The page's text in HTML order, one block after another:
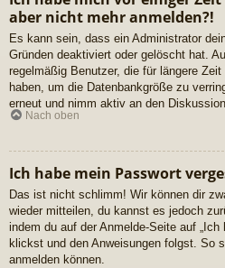
aber nicht mehr anmelden?!
Es kann sein, dass ein Administrator
Gründen deaktiviert oder gelöscht hat.
regelmäßig Benutzer, die für längere
haben, um die Datenbankgröße zu
erneut und nimm aktiv an den
Nach oben
Ich habe mein Passwort
Das ist nicht schlimm! Wir können dir
wieder mitteilen, du kannst es jedoch
indem du auf der Anmelde-Seite auf
klickst und den Anweisungen folgst. So
anmelden können.